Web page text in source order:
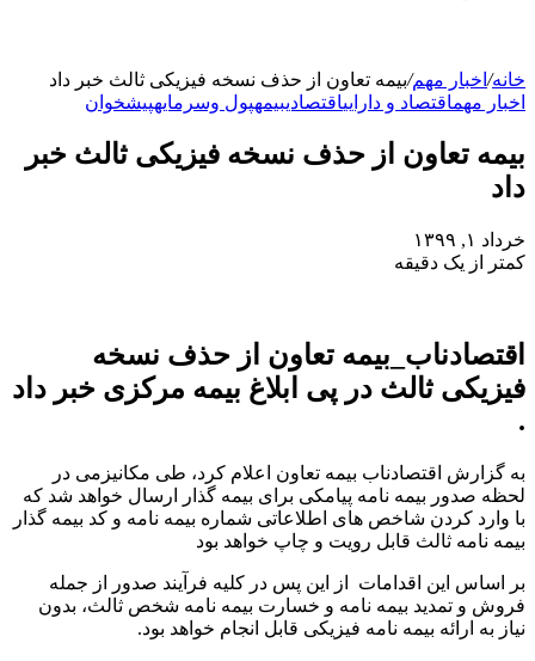
خانه/ اخبار مهم/بیمه تعاون از حذف نسخه فیزیکی ثالث خبر داد
اخبار مهماقتصاد و داراییاقتصادیبیمهپول وسرمایهپیشخوان
بیمه تعاون از حذف نسخه فیزیکی ثالث خبر
داد
خرداد ۱, ۱۳۹۹
کمتر از یک دقیقه
اقتصادناب_بیمه تعاون از حذف نسخه
فیزیکی ثالث در پی ابلاغ بیمه مرکزی خبر داد
.
به گزارش اقتصادناب بیمه تعاون اعلام کرد، طی مکانیزمی در
لحظه صدور بیمه نامه پیامکی برای بیمه گذار ارسال خواهد شد که
با وارد کردن شاخص های اطلاعاتی شماره بیمه نامه و کد بیمه گذار
بیمه نامه ثالث قابل رویت و چاپ خواهد بود
بر اساس این اقدامات از این پس در کلیه فرآیند صدور از جمله
فروش و تمدید بیمه نامه و خسارت بیمه نامه شخص ثالث، بدون
نیاز به ارائه بیمه نامه فیزیکی قابل انجام خواهد بود.